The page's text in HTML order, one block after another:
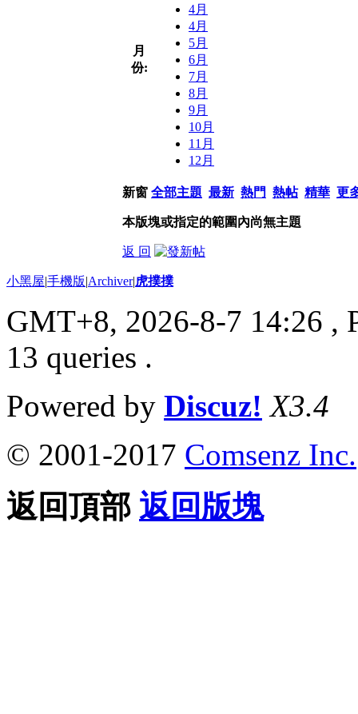
月
份:
4月
4月
5月
6月
7月
8月
9月
10月
11月
12月
新窗 全部主題 最新 熱門 熱帖 精華 更
本版塊或指定的範圍內尚無主題
返 回
小黑屋|手機版|Archiver|虎撲撲
GMT+8, 2026-8-7 14:26 ,
13 queries .
Powered by Discuz! X3.4
© 2001-2017 Comsenz Inc.
返回頂部 返回版塊